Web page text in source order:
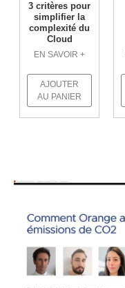
3 critères pour
simplifier la
complexité du
Cloud
EN SAVOIR +
AJOUTER
AU PANIER